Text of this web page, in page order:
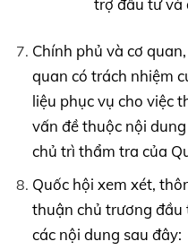
trợ đầu tư và
Chính phủ và cơ
quan có trách nhiệm
liệu phục vụ cho việc
vấn đề thuộc nội
chủ trì thẩm tra của
Quốc hội xem xét,
thuận chủ trương đầu
các nội dung sau đây: